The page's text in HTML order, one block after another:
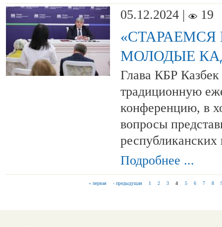
05.12.2024 |
19
«СТАРАЕМСЯ
МОЛОДЫЕ
Глава КБР
традиционную
конференцию, в
вопросы
Подробнее ...
« первая ‹ предыдущая 1 2 3 4 5 6 7 8